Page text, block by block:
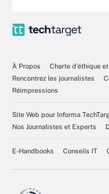
À Propos
Charte d’éthique
Rencontrez les journalistes
Réimpressions
Site Web pour Informa
Nos Journalistes et Experts
E-Handbooks Conseils IT